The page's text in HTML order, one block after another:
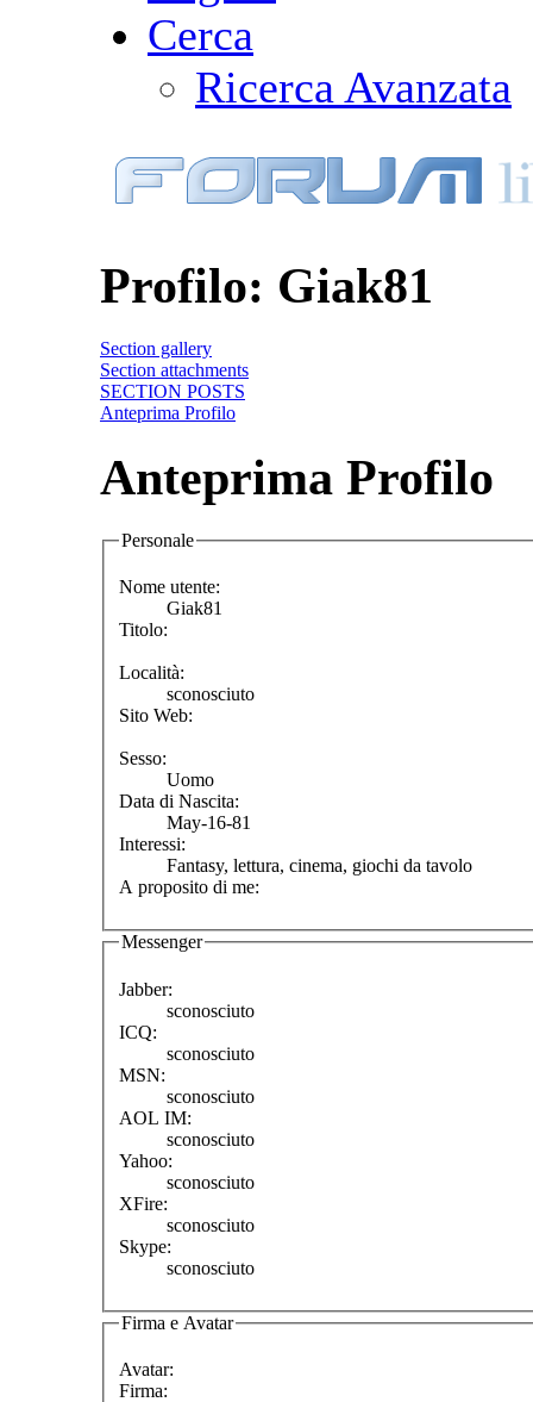
Cerca
Ricerca Avanzata
Profilo: Giak81
Section gallery
Section attachments
SECTION POSTS
Anteprima Profilo
Anteprima Profilo
Personale
Nome utente:
Giak81
Titolo:
Località:
sconosciuto
Sito Web:
Sesso:
Uomo
Data di Nascita:
May-16-81
Interessi:
Fantasy, lettura, cinema, giochi da tavolo
A proposito di me:
Messenger
Jabber:
sconosciuto
ICQ:
sconosciuto
MSN:
sconosciuto
AOL IM:
sconosciuto
Yahoo:
sconosciuto
XFire:
sconosciuto
Skype:
sconosciuto
Firma e Avatar
Avatar:
Firma: